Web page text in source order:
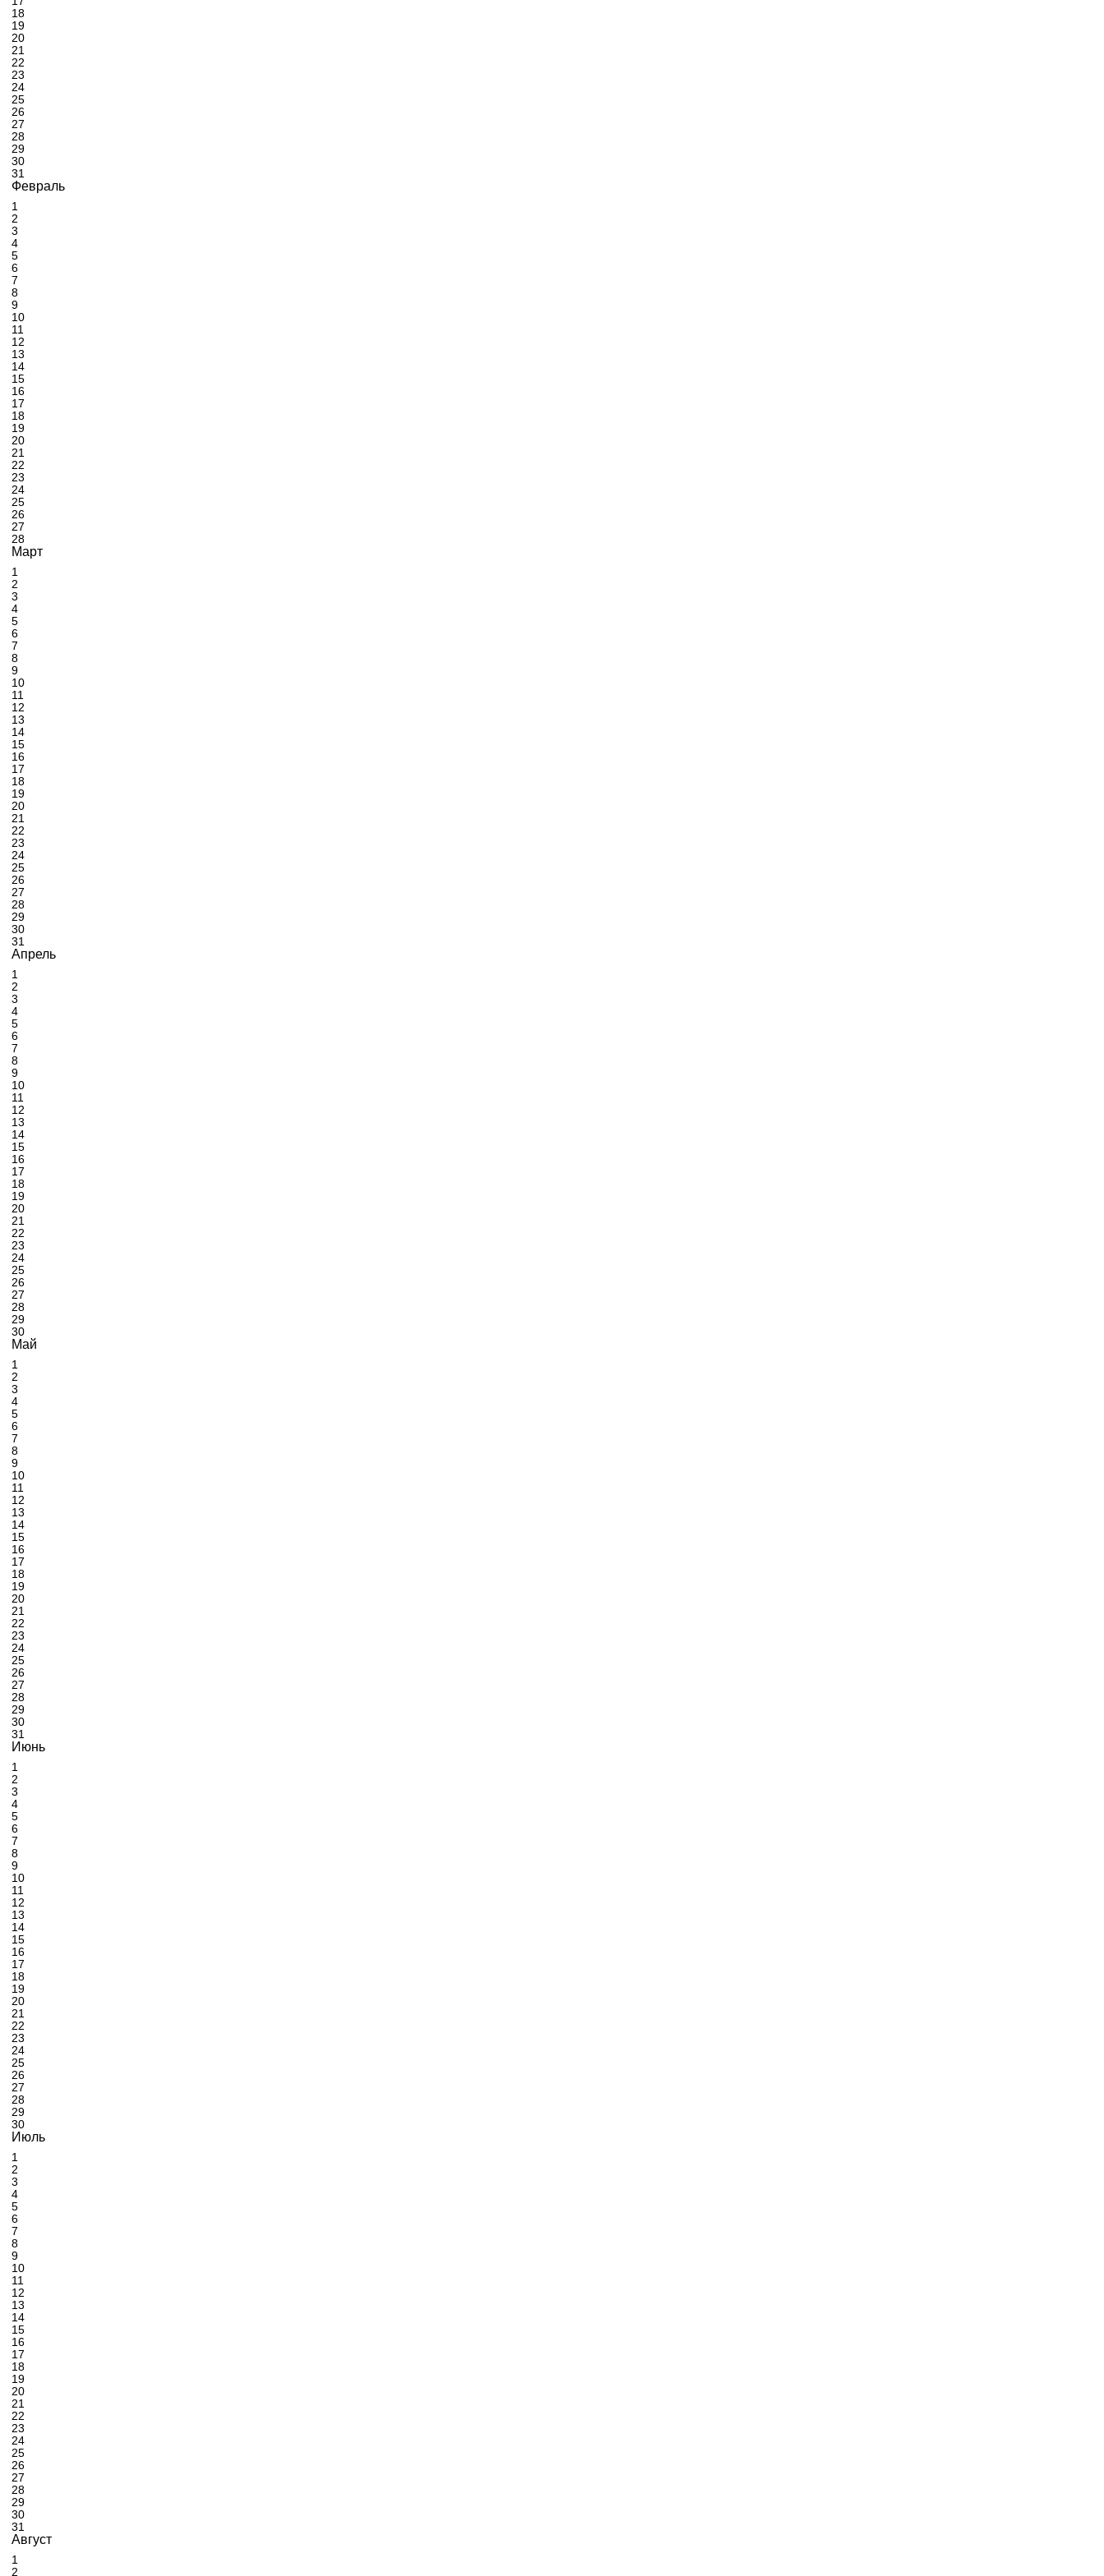
18
19
20
21
22
23
24
25
26
27
28
29
30
31
Февраль
1
2
3
4
5
6
7
8
9
10
11
12
13
14
15
16
17
18
19
20
21
22
23
24
25
26
27
28
Март
1
2
3
4
5
6
7
8
9
10
11
12
13
14
15
16
17
18
19
20
21
22
23
24
25
26
27
28
29
30
31
Апрель
1
2
3
4
5
6
7
8
9
10
11
12
13
14
15
16
17
18
19
20
21
22
23
24
25
26
27
28
29
30
Май
1
2
3
4
5
6
7
8
9
10
11
12
13
14
15
16
17
18
19
20
21
22
23
24
25
26
27
28
29
30
31
Июнь
1
2
3
4
5
6
7
8
9
10
11
12
13
14
15
16
17
18
19
20
21
22
23
24
25
26
27
28
29
30
Июль
1
2
3
4
5
6
7
8
9
10
11
12
13
14
15
16
17
18
19
20
21
22
23
24
25
26
27
28
29
30
31
Август
1
2